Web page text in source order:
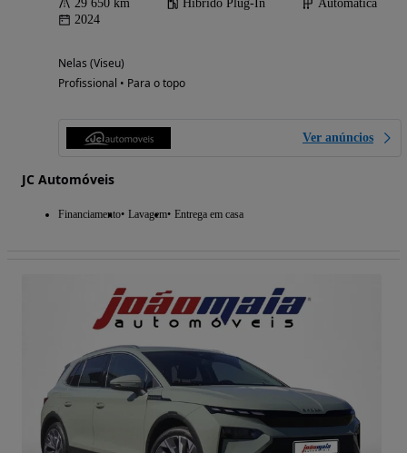
29 650 km Híbrido Plug-In
Automática
2024
Nelas (Viseu)
Profissional • Para o topo
Ver anúncios
JC Automóveis
Financiamento Lavagem Entrega em casa